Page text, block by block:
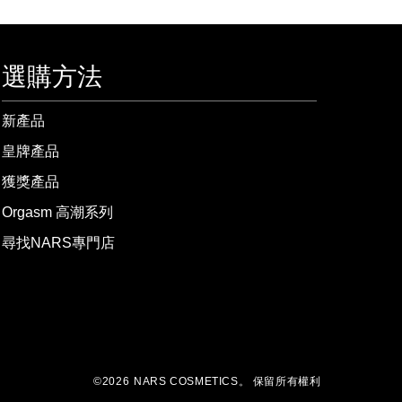
選購方法
新產品
皇牌產品
獲獎產品
Orgasm 高潮系列
尋找NARS專門店
©2026 NARS COSMETICS。 保留所有權利